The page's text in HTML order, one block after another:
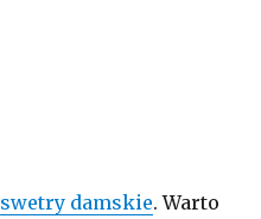
swetry damskie. Warto